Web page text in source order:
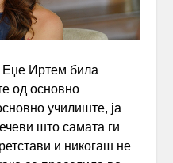
Еџе Иртем била
од основно
училиште, ја
што самата ги
и никогаш не